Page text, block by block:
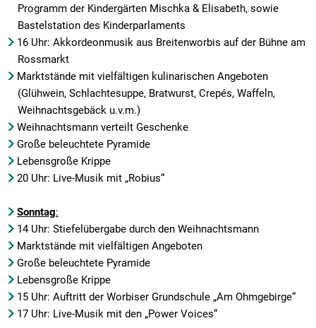
Programm der Kindergärten Mischka & Elisabeth, sowie
Bastelstation des Kinderparlaments
16 Uhr: Akkordeonmusik aus Breitenworbis auf der Bühne am
Rossmarkt
Marktstände mit vielfältigen kulinarischen Angeboten
(Glühwein, Schlachtesuppe, Bratwurst, Crepés, Waffeln,
Weihnachtsgebäck u.v.m.)
Weihnachtsmann verteilt Geschenke
Große beleuchtete Pyramide
Lebensgroße Krippe
20 Uhr: Live-Musik mit „Robius“
Sonntag:
14 Uhr: Stiefelübergabe durch den Weihnachtsmann
Marktstände mit vielfältigen Angeboten
Große beleuchtete Pyramide
Lebensgroße Krippe
15 Uhr: Auftritt der Worbiser Grundschule „Am Ohmgebirge“
17 Uhr: Live-Musik mit den „Power Voices“